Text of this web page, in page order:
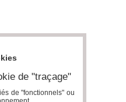
de "traçage"
de "fonctionnels" ou